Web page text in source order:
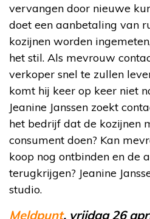
vervangen door nieuwe
doet een aanbetaling van
kozijnen worden
het stil. Als mevrouw
verkoper snel te zullen
komt hij keer op keer niet
Jeanine Janssen zoekt
het bedrijf dat de kozijnen
consument doen? Kan
koop nog ontbinden en de
terugkrijgen? Jeanine
studio.
Meldpunt, vrijdag 26